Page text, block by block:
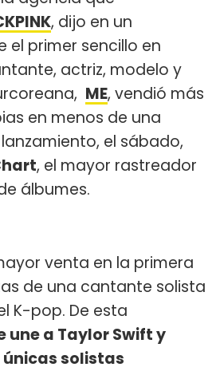
, dijo en un
el primer sencillo en
actriz, modelo y
ME, vendió más
en menos de una
el sábado,
, el mayor rastreador
álbumes.
venta en la primera
de una cantante solista
K-pop. De esta
une a Taylor Swift y
solistas